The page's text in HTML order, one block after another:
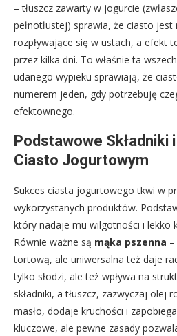
– tłuszcz zawarty w jogurcie
pełnotłustej) sprawia, że ciasto
rozpływające się w ustach, a efekt
przez kilka dni. To właśnie ta
udanego wypieku sprawiają, że
numerem jeden, gdy potrzebuję
efektownego.
Podstawowe Składniki
Ciasto Jogurtowym
Sukces ciasta jogurtowego tkwi w
wykorzystanych produktów.
który nadaje mu wilgotności i lekko
Równie ważne są mąka pszenna
tortową, ale uniwersalna też daje
tylko słodzi, ale też wpływa na
składniki, a tłuszcz, zazwyczaj olej
masło, dodaje kruchości i
kluczowe, ale pewne zasady